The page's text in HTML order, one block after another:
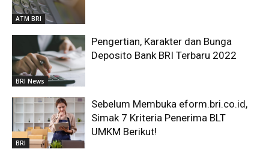
ATM BRI
BRI News
Pengertian, Karakter dan Bunga
Deposito Bank BRI Terbaru 2022
BRI
Sebelum Membuka eform.bri.co.id,
Simak 7 Kriteria Penerima BLT
UMKM Berikut!